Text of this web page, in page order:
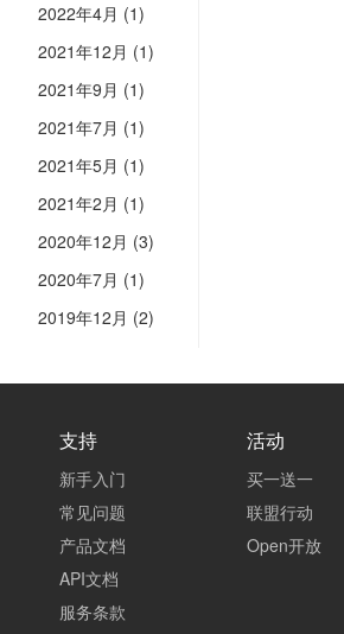
2022年4月 (1)
2021年12月 (1)
2021年9月 (1)
2021年7月 (1)
2021年5月 (1)
2021年2月 (1)
2020年12月 (3)
2020年7月 (1)
2019年12月 (2)
支持
新手入门
常见问题
产品文档
API文档
服务条款
活动
买一送一
联盟行动
Open开放